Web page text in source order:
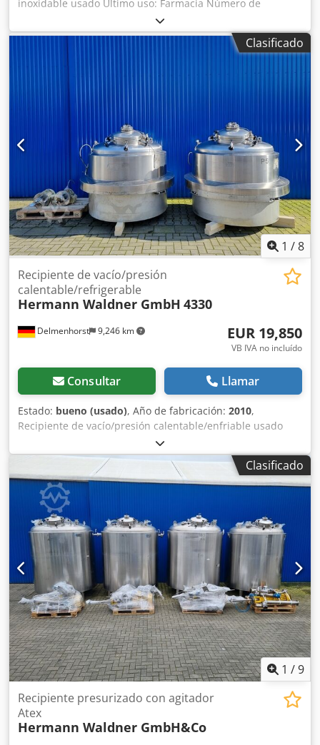
inoxidable usado Último uso: Farmacia Número de
artículo: 10709 Volumen: 100 litros Tipo: vertical con marco
de acero inoxidable Altura de los pies: 100mm Material
(partes húmedas): 14404 / AISI316 Diseño: Pared simple
ATM Dimensiones del depósito: Diámetro exterior: 610mm
Diámetro interior: 600 mm Anchura total: 800mm Longitud
total: 1200mm Altura total: 950 mm Altura cilíndrica: 250
mm Materiales: Interior: 14404 / AISI316 Partes externas:
14404 / AISI316 Equipamiento: Placa de características: No
Distancia desagüe al suelo: 120mm Diámetro del desagüe:
150mm Codpfx Aierdxfcjqjrf Marco desmontable
Clasificado
1 /8
Delmenhorst 9,246 km
Recipiente de vacío/presión
calentable/refrigerable
Hermann Waldner GmbH 4330
EUR 19,850
VB IVA no incluído
Consultar Llamar
Estado: bueno (usado), Año de fabricación: 2010,
Recipiente de vacío/presión calentable/enfriable usado
con agitador Último uso: Farmacia, cosmética Número de
artículo:10816 Volumen: 1410 litros Tipo: Colgante Material
(partes húmedas): 1.4571 / AISI316 Versión: con doble
camisa Presión de servicio según placa de características:
+1/+3 bar Máx. Temperatura máx. de funcionamiento: 0/
+150 °C Dimensiones del depósito: Boca de hombre:
500mm Diámetro exterior: 1320mm Altura total: 1530 mm
Anchura total: 1780mm Altura cilíndrica: 1230 mm
Materiales Interior: 1.4571 / AISI316 Partes exteriores:
1.4301 / AISI304 Equipamiento: Placa de características: Sí
Agitador Cabezal pulverizador Cjdpfxorz Nnbj Aiqsrf
boquilla Peso en vacío: 955kg
Clasificado
1 /9
Recipiente presurizado con agitador
Atex
Hermann Waldner GmbH&Co